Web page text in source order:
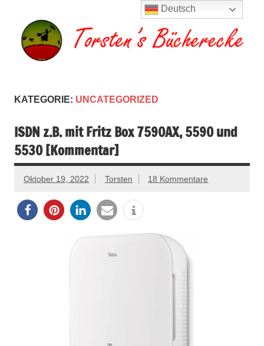
springen
Bücherecke
KATEGORIE: UNCATEGORIZED
ISDN z.B. mit Fritz Box 7590AX, 5590 und
5530 [Kommentar]
Oktober 19, 2022 Torsten 18 Kommentare
Deutsch